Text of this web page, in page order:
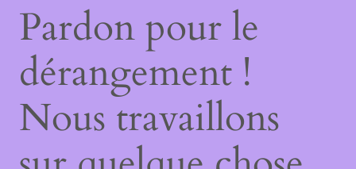
Pardon pour le
dérangement !
Nous travaillons